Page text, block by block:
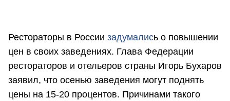
Рестораторы в России задумались о повышении
цен в своих заведениях. Глава Федерации
рестораторов и отельеров страны Игорь Бухаров
заявил, что осенью заведения могут поднять
цены на 15-20 процентов. Причинами такого